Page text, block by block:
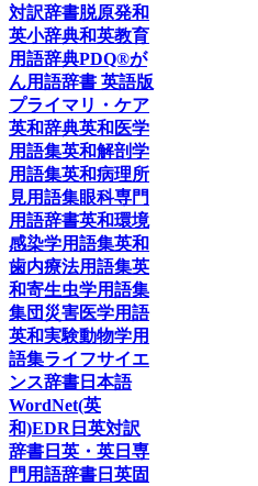
対訳辞書脱原発和
英小辞典和英教育
用語辞典PDQ®が
ん用語辞書 英語版
プライマリ・ケア
英和辞典英和医学
用語集英和解剖学
用語集英和病理所
見用語集眼科専門
用語辞書英和環境
感染学用語集英和
歯内療法用語集英
和寄生虫学用語集
集団災害医学用語
英和実験動物学用
語集ライフサイエ
ンス辞書 日本語
WordNet(英
和)EDR日英対訳
辞書 日英・英日専
門用語辞書 日英固